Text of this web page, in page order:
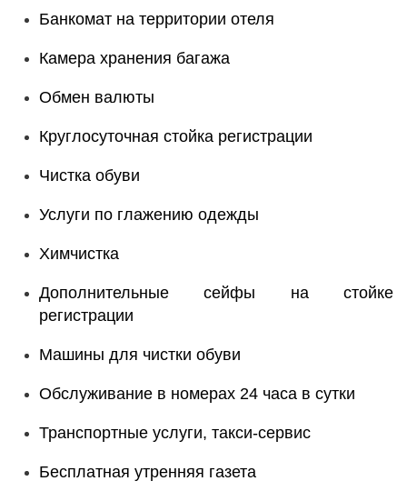
Банкомат на территории отеля
Камера хранения багажа
Обмен валюты
Круглосуточная стойка регистрации
Чистка обуви
Услуги по глажению одежды
Химчистка
Дополнительные сейфы на стойке
регистрации
Машины для чистки обуви
Обслуживание в номерах 24 часа в сутки
Транспортные услуги, такси-сервис
Бесплатная утренняя газета